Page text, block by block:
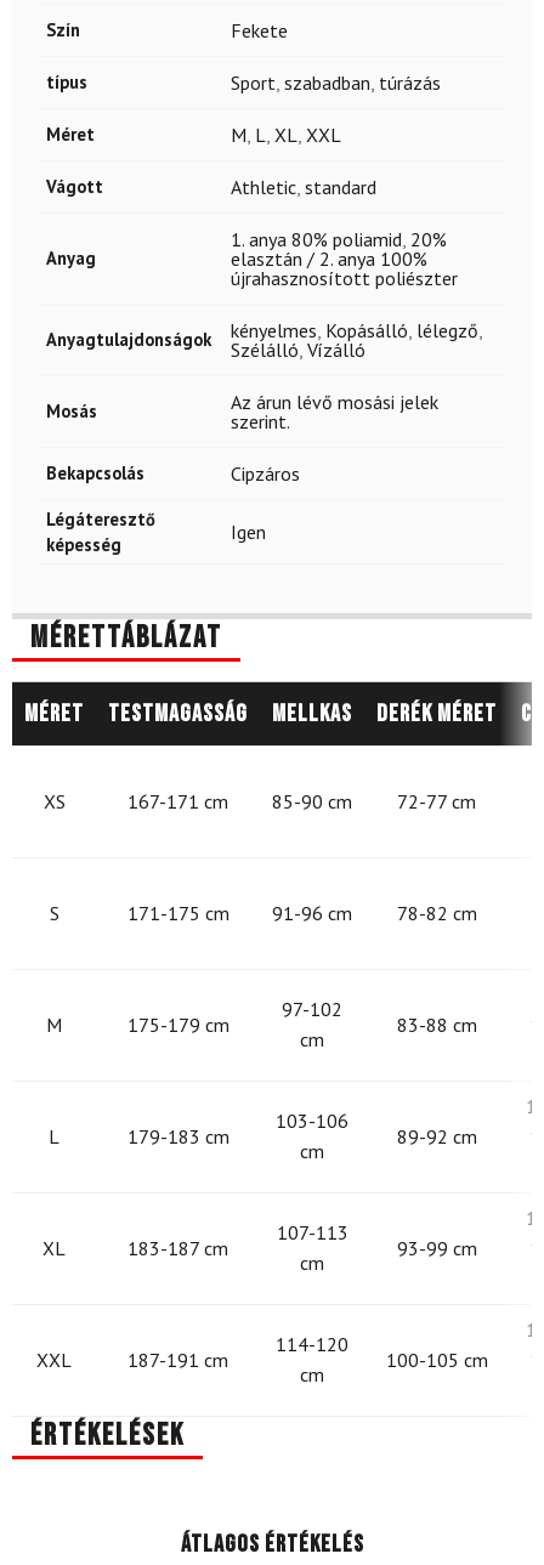
Szín Fekete
típus Sport, szabadban, túrázás
Méret M, L, XL, XXL
Vágott Athletic, standard
Anyag
1. anya 80% poliamid, 20%
elasztán / 2. anya 100%
újrahasznosított poliészter
Anyagtulajdonságok kényelmes, Kopásálló, lélegző,
Szélálló, Vízálló
Mosás
Az árun lévő mosási jelek
szerint.
Bekapcsolás Cipzáros
Légáteresztő
képesség
Igen
Mérettáblázat
Méret Testmagasság Mellkas Derék méret
XS 167-171 cm 85-90 cm 72-77 cm
S 171-175 cm 91-96 cm 78-82 cm
M 175-179 cm
97-102
cm
83-88 cm
L 179-183 cm
103-106
cm
89-92 cm
XL 183-187 cm
107-113
cm
93-99 cm
XXL 187-191 cm
114-120
cm
100-105 cm
Értékelések
Átlagos értékelés